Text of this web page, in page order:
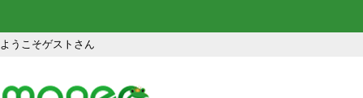
ようこそゲストさん